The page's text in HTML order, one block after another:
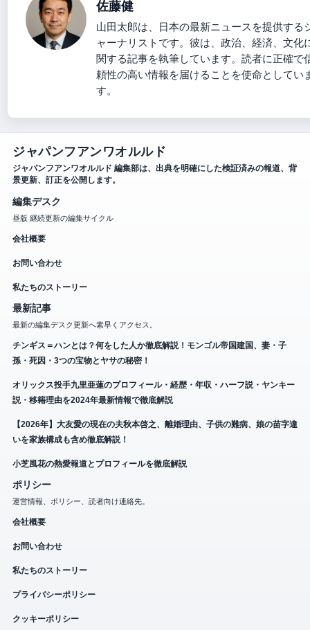
佐藤健
山田太郎は、日本の最新ニュースを提供する
ャーナリストです。彼は、政治、経済、文化
関する記事を執筆しています。読者に正確で
頼性の高い情報を届けることを使命としてい
す。
ジャパンフアンワオルルド
ジャパンフアンワオルルド 編集部は、出典を明確にした検証済みの報道、背
景更新、訂正を公開します。
編集デスク
昼版 継続更新の編集サイクル
会社概要
お問い合わせ
私たちのストーリー
最新記事
最新の編集デスク更新へ素早くアクセス。
チンギス＝ハンとは？何をした人か徹底解説！モンゴル帝国建国、妻・子
孫・死因・3つの宝物とヤサの秘密！
オリックス投手九里亜蓮のプロフィール・経歴・年収・ハーフ説・ヤンキー
説・移籍理由を2024年最新情報で徹底解説
【2026年】大友愛の現在の夫秋本啓之、離婚理由、子供の難病、娘の苗字違
いを家族構成も含め徹底解説！
小芝風花の熱愛報道とプロフィールを徹底解説
ポリシー
運営情報、ポリシー、読者向け連絡先。
会社概要
お問い合わせ
私たちのストーリー
プライバシーポリシー
クッキーポリシー